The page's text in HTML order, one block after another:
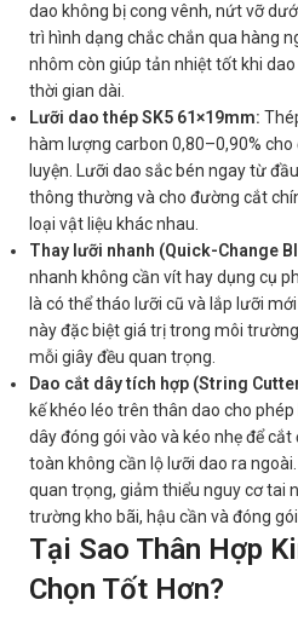
dao không bị cong vênh, nứt vỡ
trì hình dạng chắc chắn qua hàng
nhôm còn giúp tản nhiệt tốt khi
thời gian dài.
Lưỡi dao thép SK5 61×19mm:
hàm lượng carbon 0,80–0,90%
luyện. Lưỡi dao sắc bén ngay từ
thông thường và cho đường cắt
loại vật liệu khác nhau.
Thay lưỡi nhanh (Quick-Change
nhanh không cần vít hay dụng cụ
là có thể tháo lưỡi cũ và lắp lưỡi
này đặc biệt giá trị trong môi
mỗi giây đều quan trọng.
Dao cắt dây tích hợp (String
kế khéo léo trên thân dao cho
dây đóng gói vào và kéo nhẹ để
toàn không cần lộ lưỡi dao ra
quan trọng, giảm thiểu nguy cơ tai
trường kho bãi, hậu cần và đóng gói.
Tại Sao Thân Hợp
Chọn Tốt Hơn?